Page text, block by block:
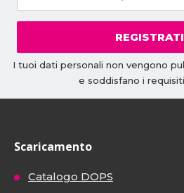
REGISTRATI
I tuoi dati personali non vengono
e soddisfano i
Scaricamento
Catalogo DOPS